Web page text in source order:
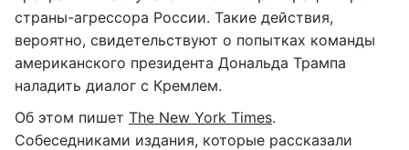
страны-агрессора России. Такие действия,
вероятно, свидетельствуют о попытках команды
американского президента Дональда Трампа
наладить диалог с Кремлем.
Об этом пишет The New York Times.
Собеседниками издания, которые рассказали